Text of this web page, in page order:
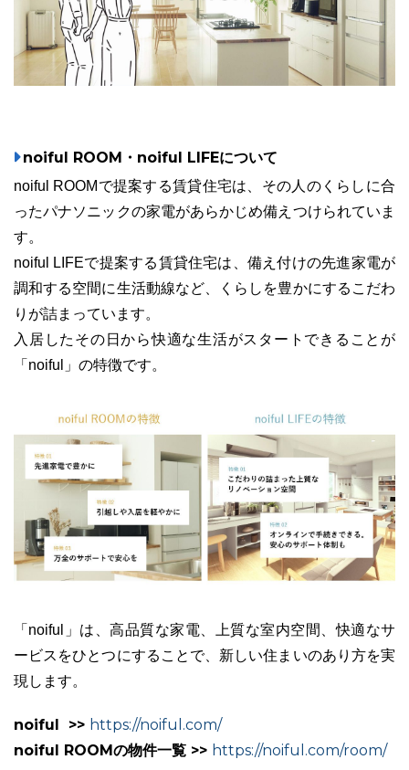
noiful ROOM・noiful LIFEについて
noiful ROOMで提案する賃貸住宅は、その人のくらしに合
ったパナソニックの家電があらかじめ備えつけられていま
す。
noiful LIFEで提案する賃貸住宅は、備え付けの先進家電が
調和する空間に生活動線など、くらしを豊かにするこだわ
りが詰まっています。
入居したその日から快適な生活がスタートできることが
「noiful」の特徴です。
「noiful」は、高品質な家電、上質な室内空間、快適なサ
ービスをひとつにすることで、新しい住まいのあり方を実
現します。
noiful >> https://noiful.com/
noiful ROOMの物件一覧 >> https://noiful.com/room/